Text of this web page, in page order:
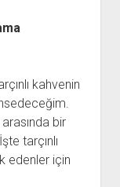
kahvenin
bir
tarçınlı
edenler için